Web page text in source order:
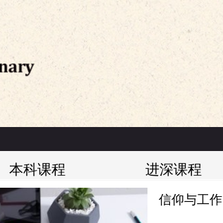
本科课程 进深课程
信仰与工作
关於良友电台|免责声明 |私隐政策